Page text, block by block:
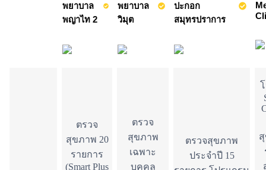
พยาบาล
พญาไท 2
พยาบาล
วิมุต
ปะกอก
สมุทรปราการ
ตรวจ
สุขภาพ 20
รายการ
(Smart Plus
ตรวจ
สุขภาพ
เฉพาะ
บุคคล
ตรวจสุขภาพ
ประจำปี 15